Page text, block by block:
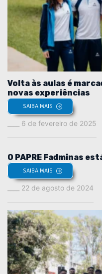
Volta às aulas é
novas experiências
SAIBA MAIS
6 de fevereiro de 2025
O PAPRE Fadminas
SAIBA MAIS
22 de agosto de 2024